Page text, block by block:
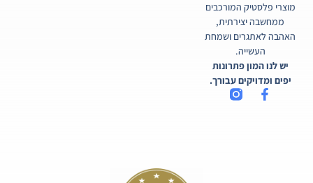
מוצרי פלסטיק המורכבים
ממחשבה יצירתית,
האהבה לאתגרים ושמחת
העשייה.
יש לנו המון פתרונות
יפים ומדויקים עבורך.